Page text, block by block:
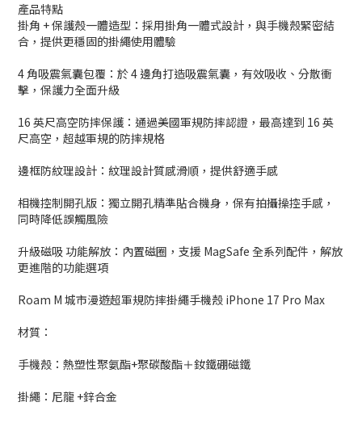
產品特點
掛角 + 保護殼一體造型：採用掛角一體式設計，與手機殼緊密結
合，提供更穩固的掛繩使用體驗
4 角吸震氣囊包覆：於 4 邊角打造吸震氣囊，有效吸收、分散衝
擊，保護力全面升級
16 英尺高空防摔保護：通過美國軍規防摔認證，最高達到 16 英
尺高空，超越軍規的防摔規格
邊框防紋理設計：紋理設計質感滑順，提供舒適手感
相機控制開孔版：獨立開孔精準貼合機身，保有拍攝操控手感，
同時降低誤觸風險
升級磁吸 功能解放：內置磁圈，支援 MagSafe 全系列配件，解放
更進階的功能選項
Roam M 城市漫遊超軍規防摔掛繩手機殼 iPhone 17 Pro Max
材質：
手機殼：熱塑性聚氨酯+聚碳酸酯＋釹鐵硼磁鐵
掛繩：尼龍 +鋅合金